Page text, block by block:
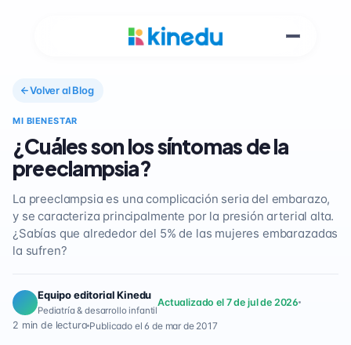
Volver al Blog
MI BIENESTAR
¿Cuáles son los síntomas de la
preeclampsia?
La preeclampsia es una complicación seria del embarazo,
y se caracteriza principalmente por la presión arterial alta.
¿Sabías que alrededor del 5% de las mujeres embarazadas
la sufren?
Equipo editorial Kinedu
Pediatría & desarrollo infantil
Actualizado el 7 de jul de 2026
2 min de lectura Publicado el 6 de mar de 2017